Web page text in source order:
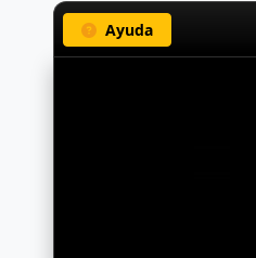
Ayuda